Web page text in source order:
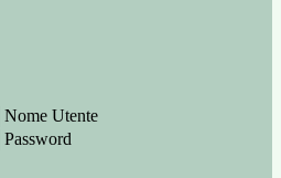
Nome Utente
Password